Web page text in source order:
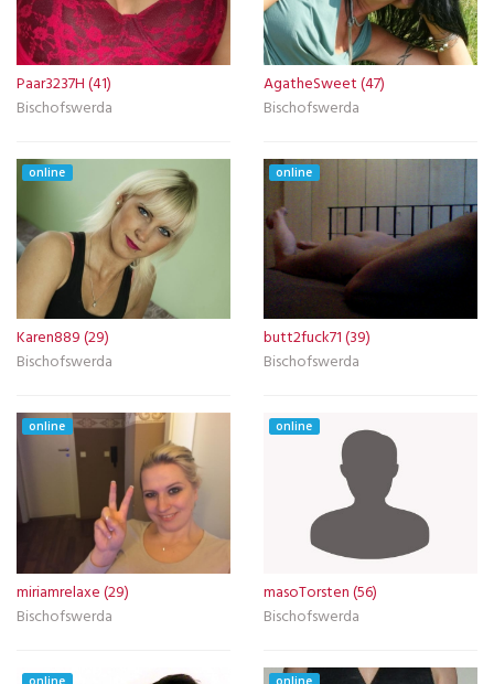
Paar3237H (41)
Bischofswerda
AgatheSweet (47)
Bischofswerda
online
Karen889 (29)
Bischofswerda
online
butt2fuck71 (39)
Bischofswerda
online
miriamrelaxe (29)
Bischofswerda
online
masoTorsten (56)
Bischofswerda
online online